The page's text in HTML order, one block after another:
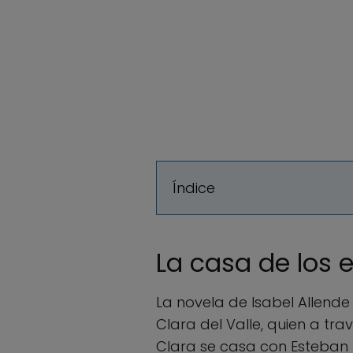
Índice
La casa de los
La novela de Isabel
Clara del Valle, quien a
Clara se casa con